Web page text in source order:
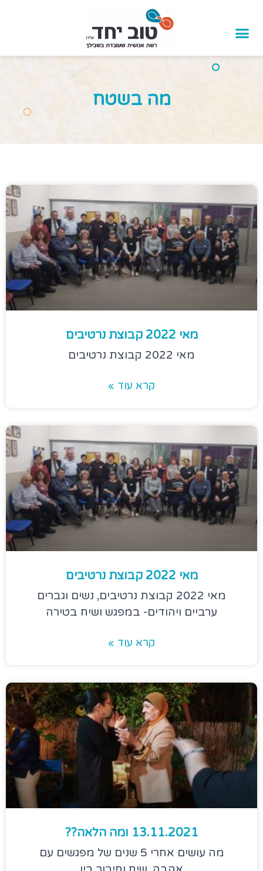
מה בשטח
מאי 2022 קבוצת נרטיבים
מאי 2022 קבוצת נרטיבים
קרא עוד »
מאי 2022 קבוצת נרטיבים
מאי 2022 קבוצת נרטיבים, נשים וגברים
ערביים ויהודים- במפגש ושיח בטירה
קרא עוד »
13.11.2021 ומה הלאה??
מה עושים אחרי 5 שנים של מפגשים עם